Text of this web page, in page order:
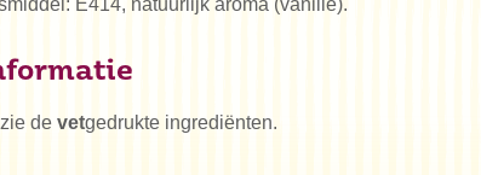
de vetgedrukte ingrediënten.